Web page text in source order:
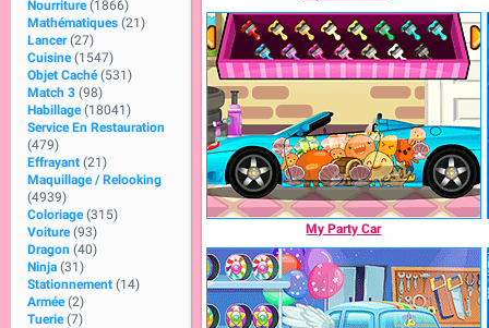
Nourriture (1866)
Mathématiques (21)
Lancer (27)
Cuisine (1547)
Objet Caché (531)
Match 3 (98)
Habillage (18041)
Service En Restauration
(479)
Effrayant (21)
Maquillage / Relooking
(4939)
Coloriage (315)
Voiture (93)
Dragon (40)
Ninja (31)
Stationnement (14)
Armée (2)
Tuerie (7)
My Party Car